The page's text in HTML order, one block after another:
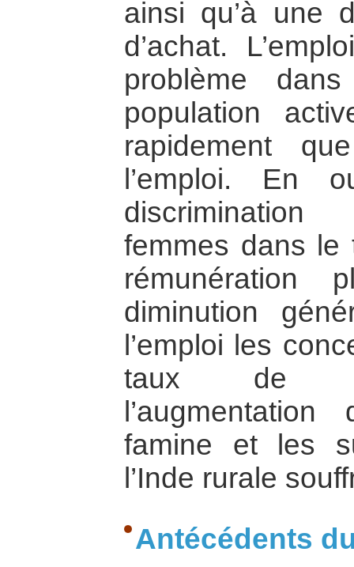
ainsi qu’à une
d’achat.
problème
population
rapidement
l’emploi. En
femmes dans le
diminution
l’emploi les
taux de
famine et les
l’Inde rurale
Antécédents